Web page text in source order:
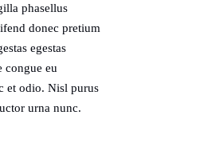
phasellus
donec pretium
egestas
congue eu
et odio. Nisl purus
urna nunc.